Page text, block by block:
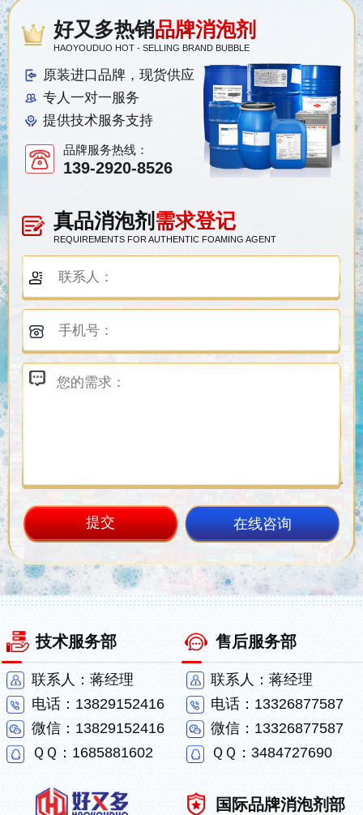
真品消泡剂 需求登记
REQUIREMENTS FOR AUTHENTIC FOAMING AGENT
在线咨询
好又多热销品牌消泡剂
HAOYOUDUO HOT - SELLING BRAND BUBBLE
原装进口品牌，现货供应
专人一对一服务
提供技术服务支持
品牌服务热线：
139-2920-8526
国际品牌消泡剂部
技术服务部
联系人：蒋经理
电话：13829152416
微信：13829152416
ＱＱ：1685881602
售后服务部
联系人：蒋经理
电话：13326877587
微信：13326877587
ＱＱ：3484727690